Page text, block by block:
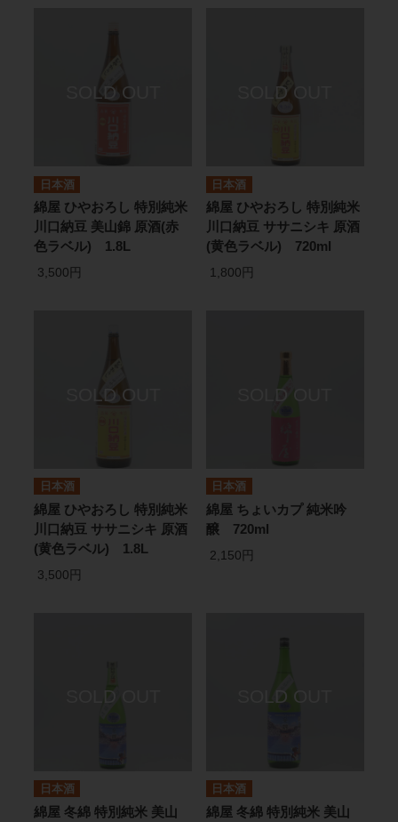
日本酒
綿屋 ひやおろし 特別純米
川口納豆 美山錦 原酒(赤
色ラベル) 1.8L
3,500円
日本酒
綿屋 ひやおろし 特別純米
川口納豆 ササニシキ 原酒
(黄色ラベル) 720ml
1,800円
日本酒
綿屋 ひやおろし 特別純米
川口納豆 ササニシキ 原酒
(黄色ラベル) 1.8L
3,500円
日本酒
綿屋 ちょいカプ 純米吟
醸 720ml
2,150円
日本酒
綿屋 冬綿 特別純米 美山
日本酒
綿屋 冬綿 特別純米 美山